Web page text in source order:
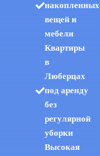
накопленных
вещей и
мебели
Квартиры
в
Люберцах
под аренду
без
регулярной
уборки
Высокая